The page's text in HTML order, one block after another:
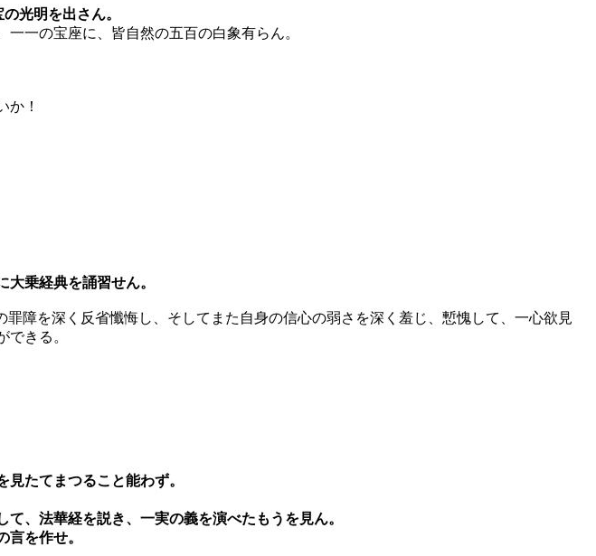
光明を出さん。
一一の宝座に、皆自然の五百の白象有らん。
！
乗経典を誦習せん。
深く反省懺悔し、そしてまた自身の信心の弱さを深く羞じ、慙愧して、一心欲見
きる。
たてまつること能わず。
て、法華経を説き、一実の義を演べたもうを見ん。
言を作せ。